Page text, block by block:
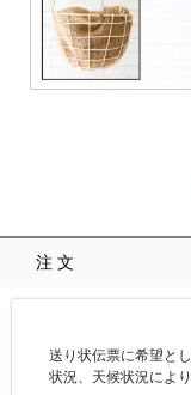
注文
送り状伝票に希望と
状況、天候状況によ